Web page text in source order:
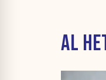
AL